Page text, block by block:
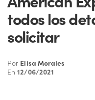
todos los
solicitar
Por Elisa Morales
En12/06/2021